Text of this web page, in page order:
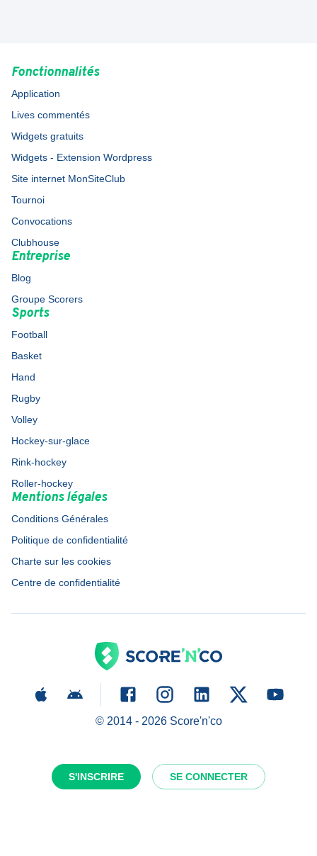
S'INSCRIRE SE CONNECTER
Fonctionnalités
Application
Lives commentés
Widgets gratuits
Widgets - Extension Wordpress
Site internet MonSiteClub
Tournoi
Convocations
Clubhouse
Entreprise
Blog
Groupe Scorers
Sports
Football
Basket
Hand
Rugby
Volley
Hockey-sur-glace
Rink-hockey
Roller-hockey
Mentions légales
Conditions Générales
Politique de confidentialité
Charte sur les cookies
Centre de confidentialité
© 2014 - 2026Score'n'co